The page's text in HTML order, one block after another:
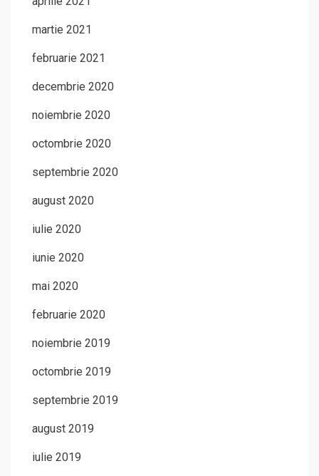
martie 2021
februarie 2021
decembrie 2020
noiembrie 2020
octombrie 2020
septembrie 2020
august 2020
iulie 2020
iunie 2020
mai 2020
februarie 2020
noiembrie 2019
octombrie 2019
septembrie 2019
august 2019
iulie 2019